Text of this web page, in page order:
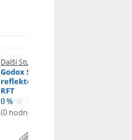
Další Studiové blesky
Godox Standardní
reflektor 18cm , Godox
RFT
0 %
(0 hodnocení)